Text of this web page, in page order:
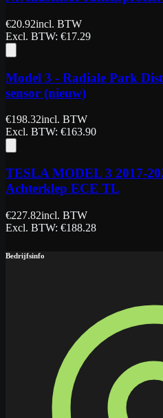
€20.92incl. BTW
Excl. BTW: €17.29
Model 3 - Radiale Park
sensor (nieuw)
€198.32incl. BTW
Excl. BTW: €163.90
TESLA MODEL 3 2017-
Achterklep ECE TL
€227.82incl. BTW
Excl. BTW: €188.28
Bedrijfsinfo